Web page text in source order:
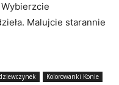
Malujcie starannie
Kolorowanki Konie